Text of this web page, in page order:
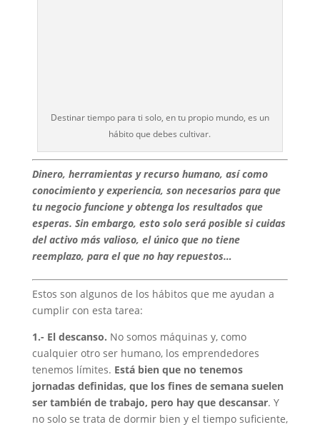
Destinar tiempo para ti solo, en tu propio mundo, es un
hábito que debes cultivar.
Dinero, herramientas y recurso humano, así como
conocimiento y experiencia, son necesarios para que
tu negocio funcione y obtenga los resultados que
esperas. Sin embargo, esto solo será posible si cuidas
del activo más valioso, el único que no tiene
reemplazo, para el que no hay repuestos…
Estos son algunos de los hábitos que me ayudan a
cumplir con esta tarea:
1.- El descanso. No somos máquinas y, como
cualquier otro ser humano, los emprendedores
tenemos límites. Está bien que no tenemos
jornadas definidas, que los fines de semana suelen
ser también de trabajo, pero hay que descansar. Y
no solo se trata de dormir bien y el tiempo suficiente,